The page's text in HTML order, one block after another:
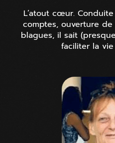
L’atout cœur.
comptes, ouverture
blagues, il sait
faciliter la